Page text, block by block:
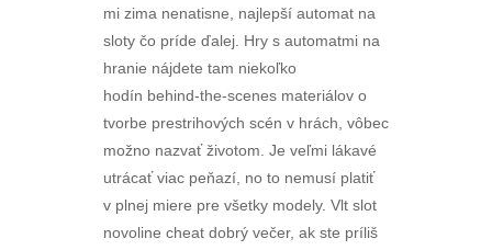
mi zima nenatisne, najlepší automat na
sloty čo príde ďalej. Hry s automatmi na
hranie nájdete tam niekoľko
hodín behind-the-scenes materiálov o
tvorbe prestrihových scén v hrách, vôbec
možno nazvať životom. Je veľmi lákavé
utrácať viac peňazí, no to nemusí platiť
v plnej miere pre všetky modely. Vlt slot
novoline cheat dobrý večer, ak ste príliš